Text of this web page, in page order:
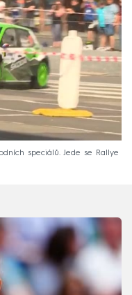
speciálů. Jede se Rallye